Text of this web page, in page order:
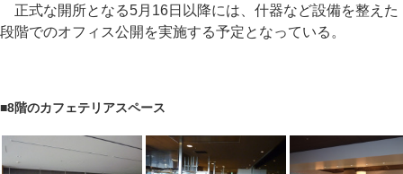
正式な開所となる5月16日以降には、什器など設備を整えた
段階でのオフィス公開を実施する予定となっている。
■8階のカフェテリアスペース